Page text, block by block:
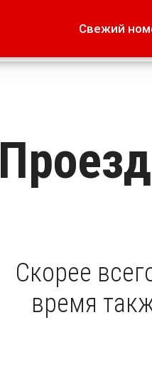
Свежий
Лето наших
Скорее
время